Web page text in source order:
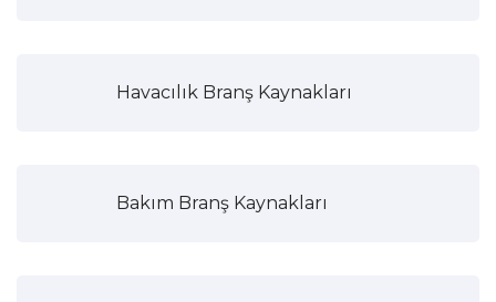
Havacılık Branş Kaynakları
Bakım Branş Kaynakları